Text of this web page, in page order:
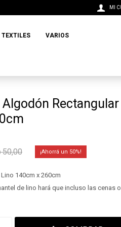
TEXTILES VARIOS
Rectangular
50,00 50
140cm x 260cm
de lino hará que incluso las cenas